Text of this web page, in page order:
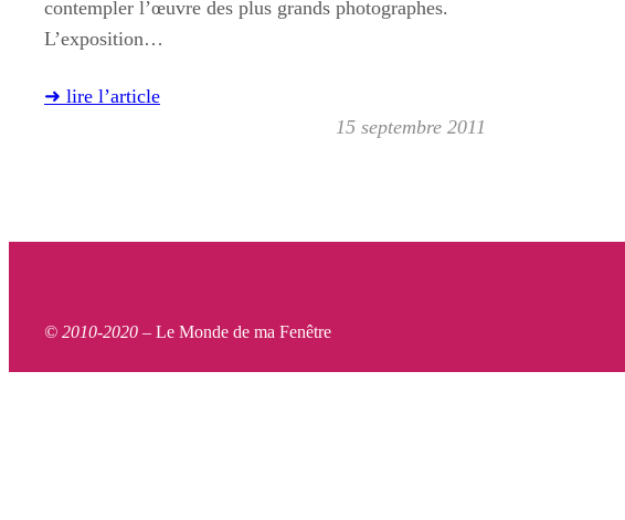
contempler l’œuvre des plus grands photographes.
L’exposition…
➜ lire l’article
15 septembre 2011
© 2010-2020 – Le Monde de ma Fenêtre